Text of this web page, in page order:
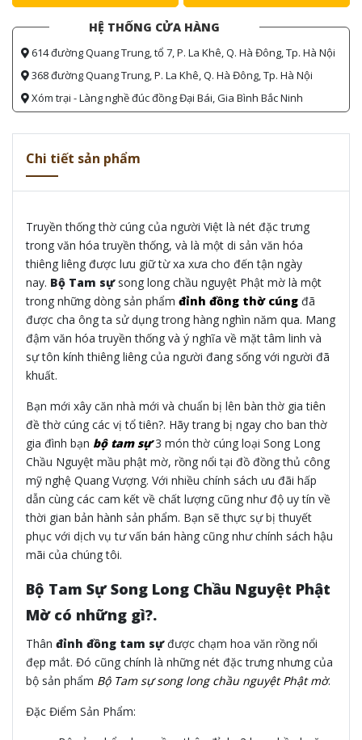
HỆ THỐNG CỬA HÀNG
614 đường Quang Trung, tổ 7, P. La Khê, Q. Hà Đông, Tp. Hà Nội
368 đường Quang Trung, P. La Khê, Q. Hà Đông, Tp. Hà Nội
Xóm trại - Làng nghề đúc đồng Đại Bái, Gia Bình Bắc Ninh
Chi tiết sản phẩm
Truyền thống thờ cúng của người Việt là nét đặc trưng
trong văn hóa truyền thống, và là một di sản văn hóa
thiêng liêng được lưu giữ từ xa xưa cho đến tận ngày
nay. Bộ Tam sựsong long chầu nguyệt Phật mờ là một
trong những dòng sản phẩm đỉnh đồng thờ cúng đã
được cha ông ta sử dụng trong hàng nghìn năm qua. Mang
đậm văn hóa truyền thống và ý nghĩa về mặt tâm linh và
sự tôn kính thiêng liêng của người đang sống với người đã
khuất.
Bạn mới xây căn nhà mới và chuẩn bị lên bàn thờ gia tiên
đề thờ cúng các vị tổ tiên?. Hãy trang bị ngay cho ban thờ
gia đình bạn bộ tam sự3 món thờ cúng loại Song Long
Chầu Nguyệt mầu phật mờ, rồng nổi tại đồ đồng thủ công
mỹ nghệ Quang Vượng. Với nhiều chính sách ưu đãi hấp
dẫn cùng các cam kết về chất lượng cũng như độ uy tín về
thời gian bản hành sản phẩm. Bạn sẽ thực sự bị thuyết
phục với dịch vụ tư vấn bán hàng cũng như chính sách hậu
mãi của chúng tôi.
Bộ Tam Sự Song Long Chầu Nguyệt Phật
Mờ có những gì?.
Thân đỉnh đồng tam sựđược chạm hoa văn rồng nổi
đẹp mắt. Đó cũng chính là những nét đặc trưng nhưng của
bộ sản phẩm Bộ Tam sự song long chầu nguyệt Phật mờ.
Đặc Điểm Sản Phẩm: